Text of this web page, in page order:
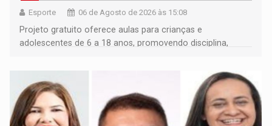
Esporte 06 de Agosto de 2026 às 15:08
Projeto gratuito oferece aulas para crianças e
adolescentes de 6 a 18 anos, promovendo disciplina,